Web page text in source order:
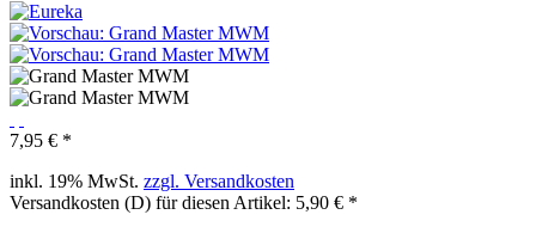
7,95 € *
inkl. 19% MwSt. zzgl. Versandkosten
Versandkosten (D) für diesen Artikel: 5,90 € *